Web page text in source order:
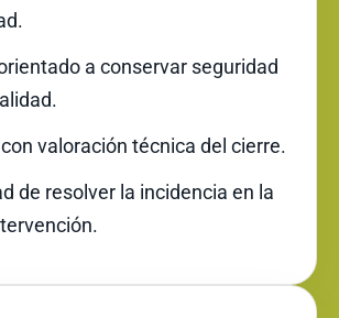
a conservar seguridad
valoración técnica del cierre.
de resolver la incidencia en la